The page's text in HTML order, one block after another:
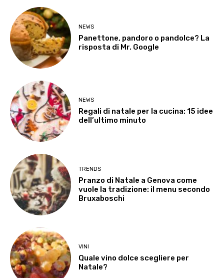
NEWS
Panettone, pandoro o pandolce? La
risposta di Mr. Google
NEWS
Regali di natale per la cucina: 15 idee
dell’ultimo minuto
TRENDS
Pranzo di Natale a Genova come
vuole la tradizione: il menu secondo
Bruxaboschi
VINI
Quale vino dolce scegliere per
Natale?